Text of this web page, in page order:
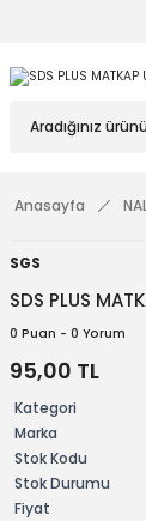
Anasayfa
SGS
SDS PLUS
0 Puan - 0 Yorum
95,00 TL
Kategori
Marka
Stok Kodu
Stok Durumu
Fiyat